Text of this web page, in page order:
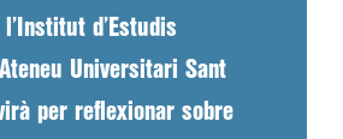
l’Institut d’Estudis
Universitari Sant
per reflexionar sobre